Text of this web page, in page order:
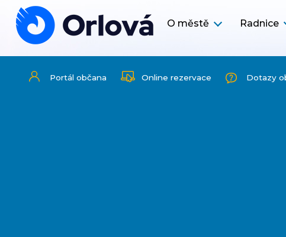
O městě Radnice
Portál občana Online rezervace Dotazy